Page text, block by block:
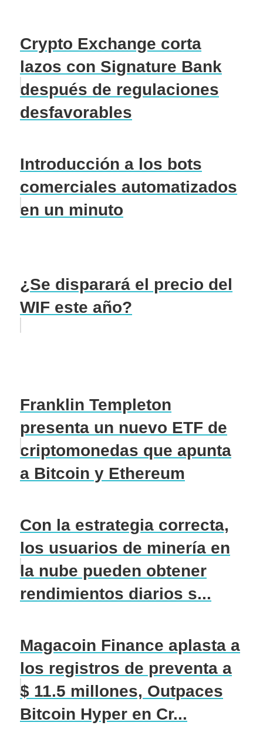
Crypto Exchange corta
lazos con Signature Bank
después de regulaciones
desfavorables
Introducción a los bots
comerciales automatizados
en un minuto
¿Se disparará el precio del
WIF este año?
Franklin Templeton
presenta un nuevo ETF de
criptomonedas que apunta
a Bitcoin y Ethereum
Con la estrategia correcta,
los usuarios de minería en
la nube pueden obtener
rendimientos diarios s...
Magacoin Finance aplasta a
los registros de preventa a
$ 11.5 millones, Outpaces
Bitcoin Hyper en Cr...